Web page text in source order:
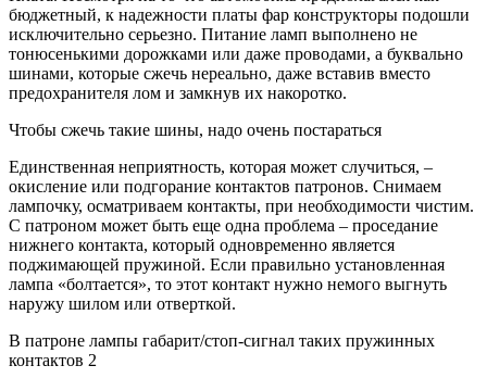
бюджетный, к надежности платы фар конструкторы подошли
исключительно серьезно. Питание ламп выполнено не
тонюсенькими дорожками или даже проводами, а буквально
шинами, которые сжечь нереально, даже вставив вместо
предохранителя лом и замкнув их накоротко.
Чтобы сжечь такие шины, надо очень постараться
Единственная неприятность, которая может случиться, –
окисление или подгорание контактов патронов. Снимаем
лампочку, осматриваем контакты, при необходимости чистим.
С патроном может быть еще одна проблема – проседание
нижнего контакта, который одновременно является
поджимающей пружиной. Если правильно установленная
лампа «болтается», то этот контакт нужно немого выгнуть
наружу шилом или отверткой.
В патроне лампы габарит/стоп-сигнал таких пружинных
контактов 2